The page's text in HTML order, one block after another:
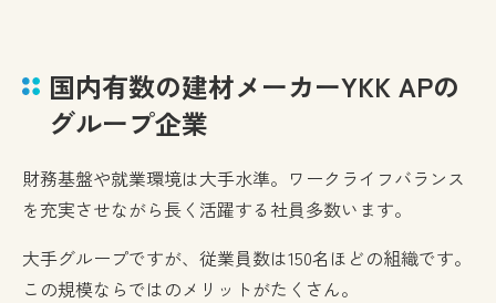
国内有数の建材メーカーYKK APの
グループ企業
財務基盤や就業環境は大手水準。ワークライフバランス
を充実させながら長く活躍する社員多数います。
大手グループですが、従業員数は150名ほどの組織です。
この規模ならではのメリットがたくさん。